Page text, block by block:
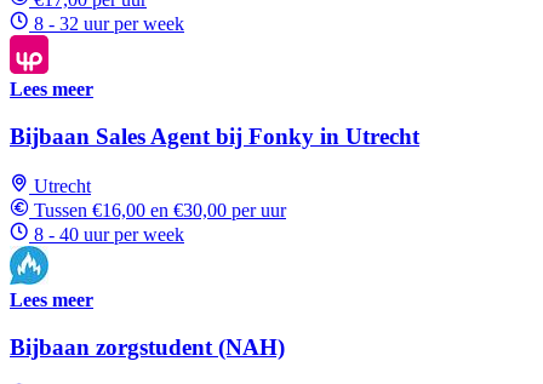
8 - 32 uur per week
Lees meer
Bijbaan Sales Agent bij Fonky in Utrecht
Utrecht
Tussen €16,00 en €30,00 per uur
8 - 40 uur per week
Lees meer
Bijbaan zorgstudent (NAH)